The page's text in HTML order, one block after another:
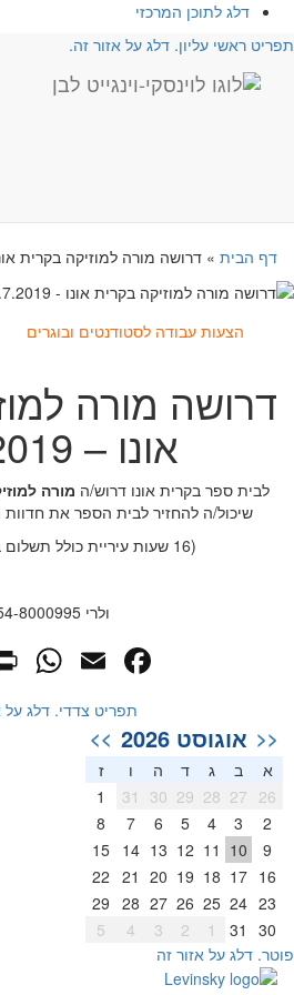
דלג לתוכן המרכזי
ראשי עליון. דלג על אזור זה.
דף הבית» דרושה מורה למוזיקה בקרית אונו –
הצעות עבודה לסטודנטים ובוגרים
דרושה מורה
אונו – 9.7.2019
לבית ספר בקרית אונו דרוש/ה מורה
שיכול/ה להחזיר לבית הספר את חדוות
ולרי 054-8000995
תפריט צדדי. דלג על
<< אוגוסט 2026 >>
א ב ג ד ה
ז
26
27
28
29
30
31
2
3
4
5
6
7
8
9
10
11
12
13
14
15
16
17
18
19
20
21
22
23
24
25
26
27
28
29
30
31
2
3
4
5
דלג על אזור זה